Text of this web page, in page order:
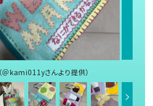
＠kami011yさんより提供）